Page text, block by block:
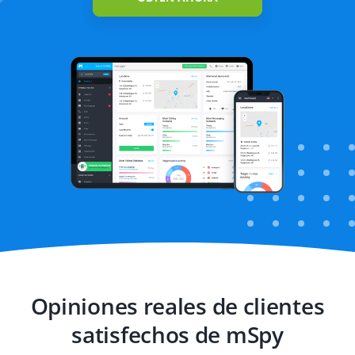
sitios web
Opiniones reales de clientes
satisfechos de mSpy